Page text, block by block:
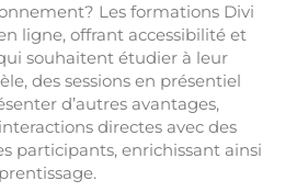
Les formations Divi
ligne, offrant accessibilité et
souhaitent étudier à leur
des sessions en présentiel
d’autres avantages,
directes avec des
participants, enrichissant ainsi